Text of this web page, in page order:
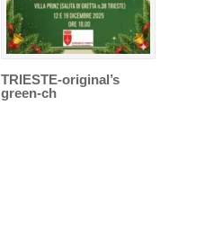
TRIESTE-original’s
green-ch